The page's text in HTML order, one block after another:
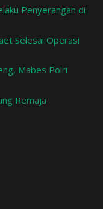
Penyerangan di
Selesai Operasi
Mabes Polri
Remaja